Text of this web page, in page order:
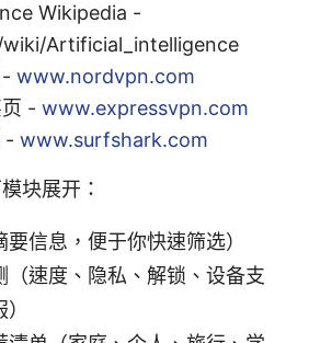
Wikipedia -
Artificial_intelligence
www.nordvpn.com
- www.expressvpn.com
- www.surfshark.com
块展开：
信息，便于你快速筛选）
（速度、隐私、解锁、设备支